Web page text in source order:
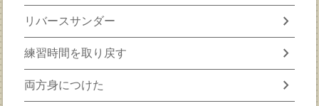
リバースサンダー chevron_right
練習時間を取り戻す chevron_right
両方身につけた chevron_right